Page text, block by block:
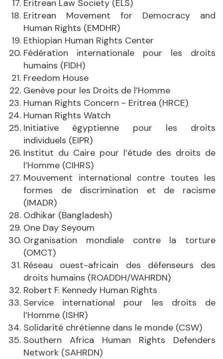
Eritrean Law Society (ELS)
Eritrean Movement for Democracy and
Human Rights (EMDHR)
Ethiopian Human Rights Center
Fédération internationale pour les droits
humains (FIDH)
Freedom House
Genève pour les Droits de l’Homme
Human Rights Concern - Eritrea (HRCE)
Human Rights Watch
Initiative égyptienne pour les droits
individuels (EIPR)
Institut du Caire pour l’étude des droits de
l’Homme (CIHRS)
Mouvement international contre toutes les
formes de discrimination et de racisme
(IMADR)
Odhikar (Bangladesh)
One Day Seyoum
Organisation mondiale contre la torture
(OMCT)
Réseau ouest-africain des défenseurs des
droits humains (ROADDH/WAHRDN)
Robert F. Kennedy Human Rights
Service international pour les droits de
l’Homme (ISHR)
Solidarité chrétienne dans le monde (CSW)
Southern Africa Human Rights Defenders
Network (SAHRDN)